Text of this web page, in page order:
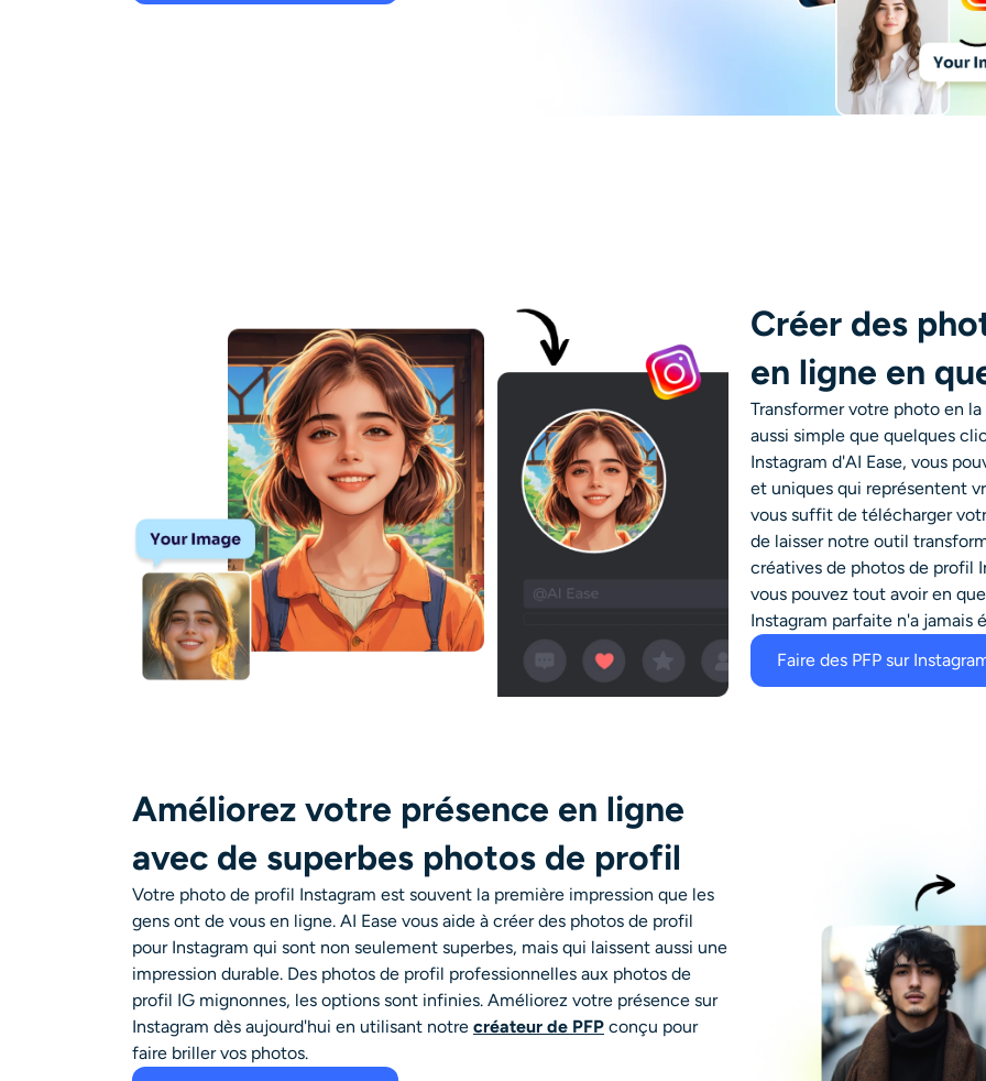
Créer des
en ligne en
Transformer votre photo en
aussi simple que quelques
Instagram d'AI Ease, vous
et uniques qui représentent
vous suffit de télécharger
de laisser notre outil
créatives de photos de profil
vous pouvez tout avoir en
Instagram parfaite n'a jamais
Faire des PFP sur
Améliorez votre présence en ligne
avec de superbes photos de profil
Votre photo de profil Instagram est souvent la première impression que les
gens ont de vous en ligne. AI Ease vous aide à créer des photos de profil
pour Instagram qui sont non seulement superbes, mais qui laissent aussi une
impression durable. Des photos de profil professionnelles aux photos de
profil IG mignonnes, les options sont infinies. Améliorez votre présence sur
Instagram dès aujourd'hui en utilisant notre créateur de PFP conçu pour
faire briller vos photos.